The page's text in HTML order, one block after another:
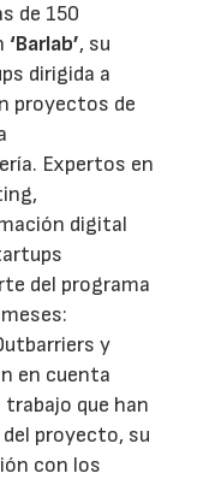
de 150
‘Barlab’, su
dirigida a
proyectos de
Expertos en
digital
del programa
y
en cuenta
que han
proyecto, su
con los